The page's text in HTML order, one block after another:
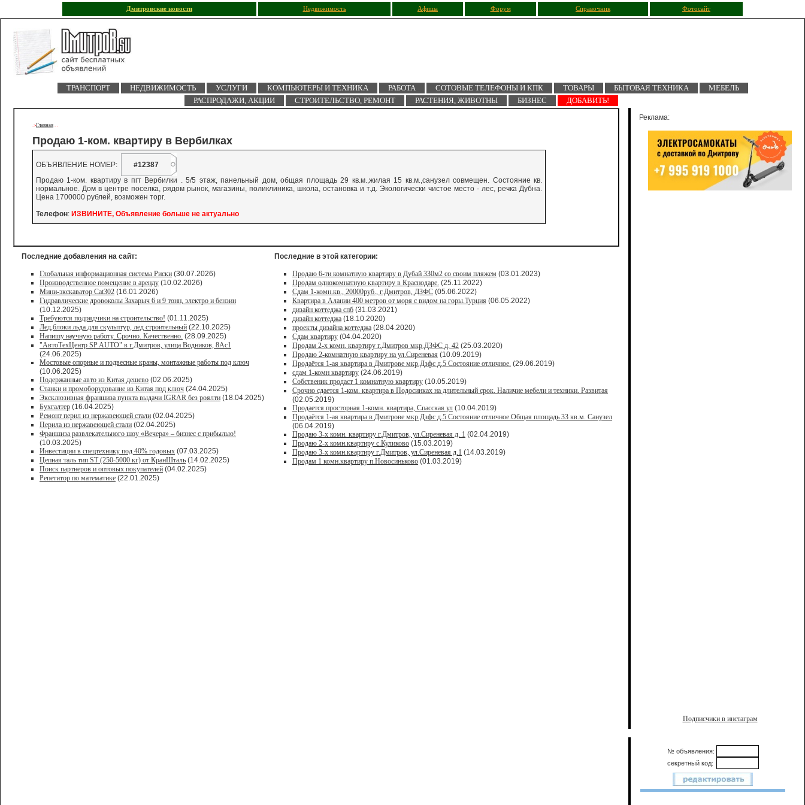
Дмитровские новости Недвижимость Афиша Форум Справочник Фотосайт
ТРАНСПОРТ НЕДВИЖИМОСТЬ УСЛУГИ КОМПЬЮТЕРЫ И ТЕХНИКА РАБОТА СОТОВЫЕ ТЕЛЕФОНЫ И КПК ТОВАРЫ БЫТОВАЯ ТЕХНИКА
МЕБЕЛЬ
РАСПРОДАЖИ, АКЦИИ
СТРОИТЕЛЬСТВО, РЕМОНТ РАСТЕНИЯ, ЖИВОТНЫ БИЗНЕС ДОБАВИТЬ!
->Главная - -
Продаю 1-ком. квартиру в Вербилках
ОБЪЯВЛЕНИЕ НОМЕР:
#12387
Продаю 1-ком. квартиру в пгт Вербилки . 5/5 этаж, панельный дом, общая площадь 29 кв.м.,жилая 15 кв.м.,санузел совмещен. Состояние кв.
нормальное. Дом в центре поселка, рядом рынок, магазины, поликлиника, школа, остановка и т.д. Экологически чистое место - лес, речка Дубна.
Цена 1700000 рублей, возможен торг.
Телефон: ИЗВИНИТЕ, Объявление больше не актуально
Последние добавления на сайт:
Глобальная информационная система Риски (30.07.2026)
Производственное помещение в аренду (10.02.2026)
Мини-экскаватор Cat302 (16.01.2026)
Гидравлические дровоколы Захарыч 6 и 9 тонн, электро и бензин
(10.12.2025)
Требуются подрядчики на строительство! (01.11.2025)
Лед,блоки льда для скульптур, лед строительный (22.10.2025)
Напишу научную работу. Срочно. Качественно. (28.09.2025)
"АвтоТехЦентр SP AUTO" в г.Дмитров, улица Водников, 8Ас1
(24.06.2025)
Мостовые опорные и подвесные краны, монтажные работы под ключ
(10.06.2025)
Подержанные авто из Китая дешево (02.06.2025)
Станки и промоборудование из Китая под ключ (24.04.2025)
Эксклюзивная франшиза пункта выдачи IGRAR без роялти (18.04.2025)
Бухгалтер (16.04.2025)
Ремонт перил из нержавеющей стали (02.04.2025)
Перила из нержавеющей стали (02.04.2025)
Франшиза развлекательного шоу «Вечера» – бизнес с прибылью!
(10.03.2025)
Инвестиции в спецтехнику под 40% годовых (07.03.2025)
Цепная таль тип ST (250-5000 кг) от КранШталь (14.02.2025)
Поиск партнеров и оптовых покупателей (04.02.2025)
Репетитор по математике (22.01.2025)
Последние в этой категории:
Продаю 6-ти комнатную квартиру в Дубай 330м2 со своим пляжем (03.01.2023)
Продам однокомнатную квартиру в Краснодаре. (25.11.2022)
Сдам 1-комн.кв., 20000руб., г.Дмитров, ДЗФС (05.06.2022)
Квартира в Алании 400 метров от моря с видом на горы.Турция (06.05.2022)
дизайн коттеджа спб (31.03.2021)
дизайн коттеджа (18.10.2020)
проекты дизайна коттеджа (28.04.2020)
Сдам квартиру (04.04.2020)
Продам 2-х комн. квартиру г.Дмитров мкр.ДЗФС д. 42 (25.03.2020)
Продаю 2-комнатную квартиру на ул.Сиреневая (10.09.2019)
Продаётся 1-ая квартира в Дмитрове мкр.Дзфс д.5 Состояние отличное. (29.06.2019)
сдам 1-комн квартиру (24.06.2019)
Собственик продаст 1 комнатную квартиру (10.05.2019)
Срочно сдается 1-ком. квартира в Подосинках на длительный срок. Наличие мебели и техники. Развитая
(02.05.2019)
Продается просторная 1-комн. квартира, Спасская ул (10.04.2019)
Продаётся 1-ая квартира в Дмитрове мкр.Дзфс д.5 Состояние отличное.Общая площадь 33 кв.м. Санузел
(06.04.2019)
Продаю 3-х комн. квартиру г.Дмитров, ул.Сиреневая д. 1 (02.04.2019)
Продаю 2-х комн.квартиру с.Куликово (15.03.2019)
Продаю 3-х комн.квартиру г.Дмитров, ул.Сиреневая д.1 (14.03.2019)
Продам 1 комн.квартиру п.Новосиньково (01.03.2019)
Реклама:
Подписчики в инстаграм
№ объявления:
секретный код: